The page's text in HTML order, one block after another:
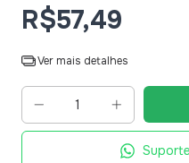
R$57,49
Ver mais detalhes